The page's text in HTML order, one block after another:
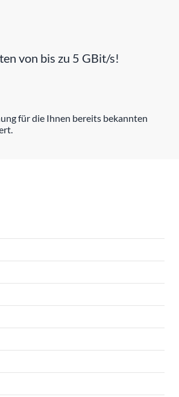
von bis zu 5 GBit/s!
für die Ihnen bereits bekannten